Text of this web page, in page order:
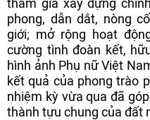
tham gia xây dựng
phong, dẫn dắt, nòng
giới; mở rộng hoạt
cường tình đoàn kết,
hình ảnh Phụ nữ Việt
kết quả của phong trào
nhiệm kỳ vừa qua đã
thành tựu chung của đất